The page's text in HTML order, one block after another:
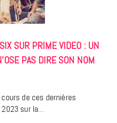
SUR PRIME VIDEO : UN
PAS DIRE SON NOM
de ces dernières
sur la…